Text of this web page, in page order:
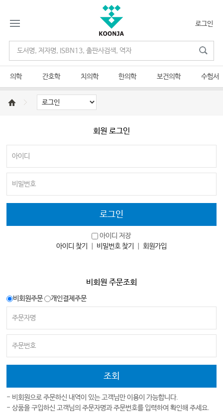
로그인
의학 간호학 치의학 한의학 보건의학 수험서
회원 로그인
아이디 저장
아이디 찾기
비밀번호 찾기 회원가입
비회원 주문조회
비회원주문 개인결제주문
- 비회원으로 주문하신 내역이 있는 고객님만 이용이 가능합니다.
- 상품을 구입하신 고객님의 주문자명과 주문번호를 입력하여 확인해 주세요.